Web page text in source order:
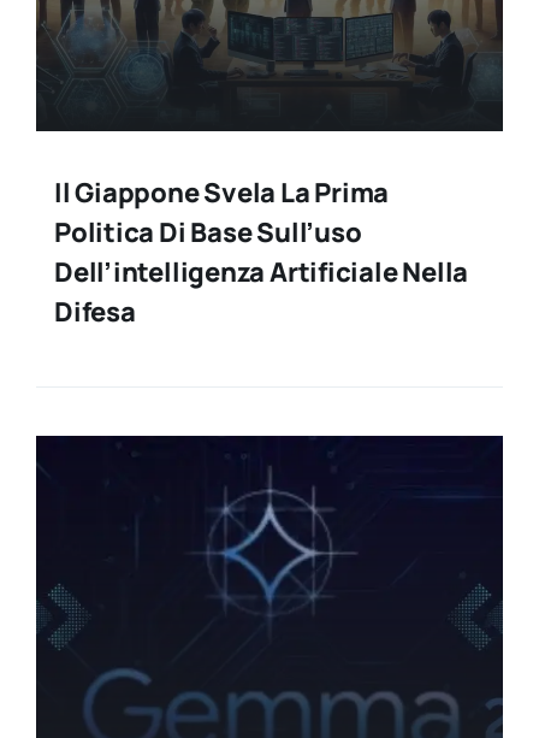
Il Giappone Svela La Prima
Politica Di Base Sull’uso
Dell’intelligenza Artificiale Nella
Difesa